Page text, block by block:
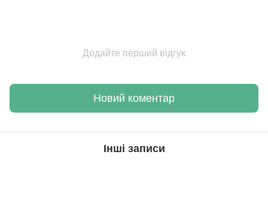
Додайте перший відгук
Новий коментар
Інші записи